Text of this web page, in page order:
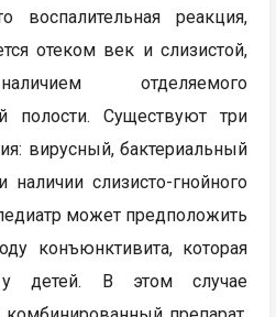
воспалительная реакция,
отеком век и слизистой,
отделяемого
полости. Существуют три
вирусный, бактериальный
наличии слизисто-гнойного
может предположить
конъюнктивита, которая
у детей. В этом случае